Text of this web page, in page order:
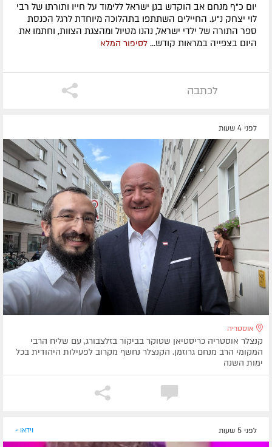
יום כ"ף מנחם אב הוקדש בגן ישראל ללימוד על חייו ותורתו של רבי
לוי יצחק נ"ע. החיילים השתתפו בתהלוכה מיוחדת לרגל הכנסת
ספר התורה של ילדי ישראל, נהנו מטיול ומהצגת הצוות, וחתמו את
היום בצפייה במראות קודש... לסיפור המלא
לכתבה
לפני 4 שעות
אוסטריה
קנצלר אוסטריה כריסטיאן שטוקר בביקור בזלצבורג, עם שליח הרבי
המקומי הרב מנחם גרוזמן. הקנצלר נחשף מקרוב לפעילות היהודית בכל
ימות השנה
לפני 5 שעות וידאו »